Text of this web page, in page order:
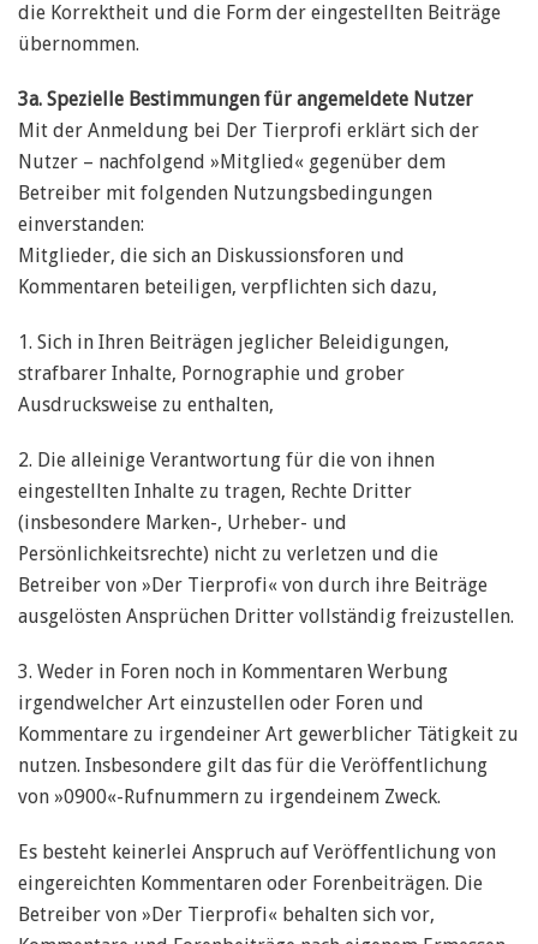
die Korrektheit und die Form der eingestellten Beiträge
übernommen.
3a. Spezielle Bestimmungen für angemeldete Nutzer
Mit der Anmeldung bei Der Tierprofi erklärt sich der
Nutzer – nachfolgend »Mitglied« gegenüber dem
Betreiber mit folgenden Nutzungsbedingungen
einverstanden:
Mitglieder, die sich an Diskussionsforen und
Kommentaren beteiligen, verpflichten sich dazu,
1. Sich in Ihren Beiträgen jeglicher Beleidigungen,
strafbarer Inhalte, Pornographie und grober
Ausdrucksweise zu enthalten,
2. Die alleinige Verantwortung für die von ihnen
eingestellten Inhalte zu tragen, Rechte Dritter
(insbesondere Marken-, Urheber- und
Persönlichkeitsrechte) nicht zu verletzen und die
Betreiber von »Der Tierprofi« von durch ihre Beiträge
ausgelösten Ansprüchen Dritter vollständig freizustellen.
3. Weder in Foren noch in Kommentaren Werbung
irgendwelcher Art einzustellen oder Foren und
Kommentare zu irgendeiner Art gewerblicher Tätigkeit zu
nutzen. Insbesondere gilt das für die Veröffentlichung
von »0900«-Rufnummern zu irgendeinem Zweck.
Es besteht keinerlei Anspruch auf Veröffentlichung von
eingereichten Kommentaren oder Forenbeiträgen. Die
Betreiber von »Der Tierprofi« behalten sich vor,